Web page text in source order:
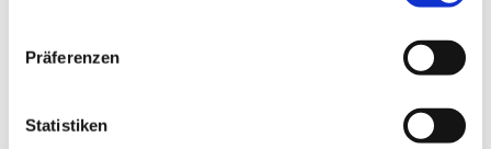
Präferenzen
Statistiken